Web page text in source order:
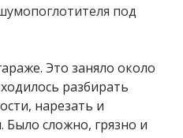
под
Это заняло около
разбирать
нарезать и
сложно, грязно и